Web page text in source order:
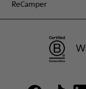
ReCamper